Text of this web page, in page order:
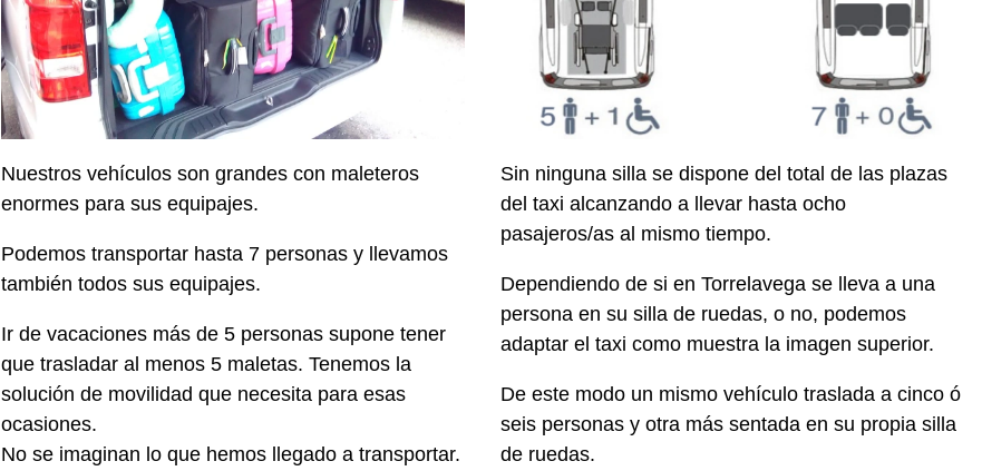
Nuestros vehículos son grandes con maleteros
enormes para sus equipajes.
Podemos transportar hasta 7 personas y llevamos
también todos sus equipajes.
Ir de vacaciones más de 5 personas supone tener
que trasladar al menos 5 maletas. Tenemos la
solución de movilidad que necesita para esas
ocasiones.
No se imaginan lo que hemos llegado a transportar.
Sin ninguna silla se dispone del total de las plazas
del taxi alcanzando a llevar hasta ocho
pasajeros/as al mismo tiempo.
Dependiendo de si en Torrelavega se lleva a una
persona en su silla de ruedas, o no, podemos
adaptar el taxi como muestra la imagen superior.
De este modo un mismo vehículo traslada a cinco ó
seis personas y otra más sentada en su propia silla
de ruedas.